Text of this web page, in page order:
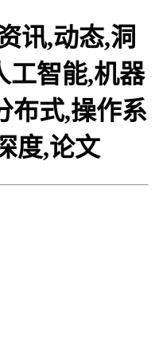
讯,动态,洞
工智能,机器
布式,操作系
度,论文